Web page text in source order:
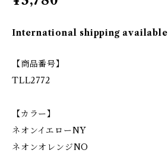
International shipping available
【商品番号】
TLL2772
【カラー】
ネオンイエローNY
ネオンオレンジNO